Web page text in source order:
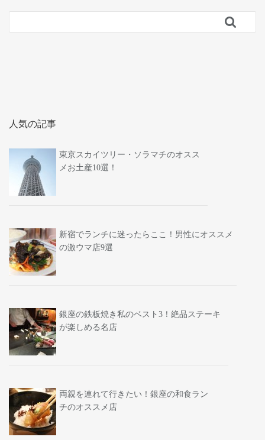

人気の記事
東京スカイツリー・ソラマチのオスス
メお土産10選！
新宿でランチに迷ったらここ！男性にオススメ
の激ウマ店9選
銀座の鉄板焼き私のベスト3！絶品ステーキ
が楽しめる名店
両親を連れて行きたい！銀座の和食ラン
チのオススメ店